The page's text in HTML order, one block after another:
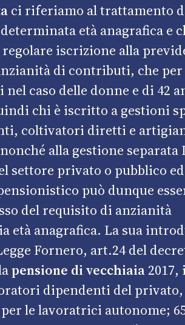
ci riferiamo al trattamento
età anagrafica e
iscrizione alla
di contributi, che
caso delle donne e di 42
chi è iscritto a gestioni
coltivatori diretti e
alla gestione separata
settore privato o pubblico
può dunque
del requisito di anzianità
età anagrafica. La sua
Fornero, art.24 del
pensione di vecchiaia
dipendenti del
le lavoratrici autonome;